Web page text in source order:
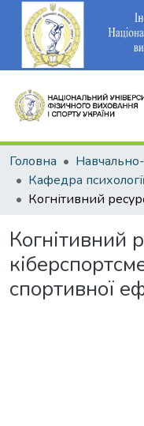
Головна
Когнітивний
спортивної